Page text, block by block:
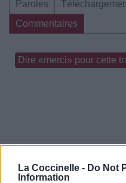
La Coccinelle - Do Not
Information
Paroles
Commentaires
Dire «merci» pour cette